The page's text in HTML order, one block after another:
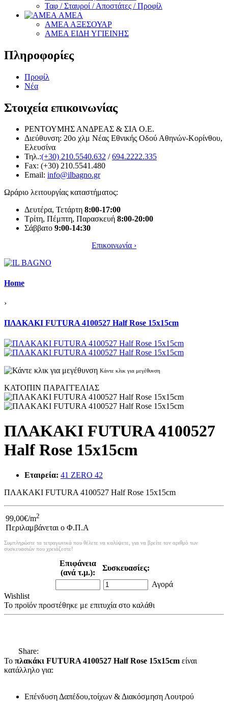
Ταφ / Σταυροί / Αποστάτες / Προφίλ
ΑΜΕΑ
ΑΜΕΑ ΑΞΕΣΟΥΑΡ
ΑΜΕΑ ΕΙΔΗ ΥΓΙΕΙΝΗΣ
Πληροφορίες
Προφίλ
Νέα
Στοιχεία επικοινωνίας
ΡΕΝΤΟΥΜΗΣ ΑΝΔΡΕΑΣ & ΣΙΑ Ο.Ε.
Διεύθυνση: 20o χλμ Νέας Εθνικής Οδού Αθηνών-Κορίνθου,
Ελευσίνα
Τηλ.:(+30) 210.5540.632 /694.2222.335
Fax: (+30) 210.5541.480
Email: info@ilbagno.gr
Ωράριο λειτουργίας καταστήματος:
Δευτέρα, Τετάρτη 8:00-17:00
Τρίτη, Πέμπτη, Παρασκευή 8:00-20:00
Σάββατο 9:00-14:30
Επικοινωνία ›
Home
›
ΠΛΑΚΑΚΙ FUTURA 4100527 Half Rose 15x15cm
Κάντε κλικ για μεγέθυνση
ΚΑΤΟΠΙΝ ΠΑΡΑΓΓΕΛΙΑΣ
ΠΛΑΚΑΚΙ FUTURA 4100527
Half Rose 15x15cm
Εταιρεία: 41 ZERO 42
ΠΛΑΚΑΚΙ FUTURA 4100527 Half Rose 15x15cm
99,00€/m2
Περιλαμβάνεται ο Φ.Π.Α
Συμπληρώστε τα τετραγωνικά που θέλετε να καλύψετε, για να βρείτε τον αριθμό των
συσκευασιών που χρειάζεστε!
Επιφάνεια
(ανά τ.μ.):
Συσκευασίες:
Αγορά
Wishlist
Το προϊόν προστέθηκε με επιτυχία στο καλάθι
Share:
Το πλακάκι FUTURA 4100527 Half Rose 15x15cm είναι
κατάλληλο για:
Επένδυση Δαπέδου,τοίχων & Διακόσμηση Λουτρού